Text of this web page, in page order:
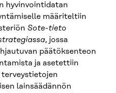
hyvinvointidatan
määriteltiin
Sote-tieto
, jossa
päätöksenteon
ja asetettiin
lainsäädännön